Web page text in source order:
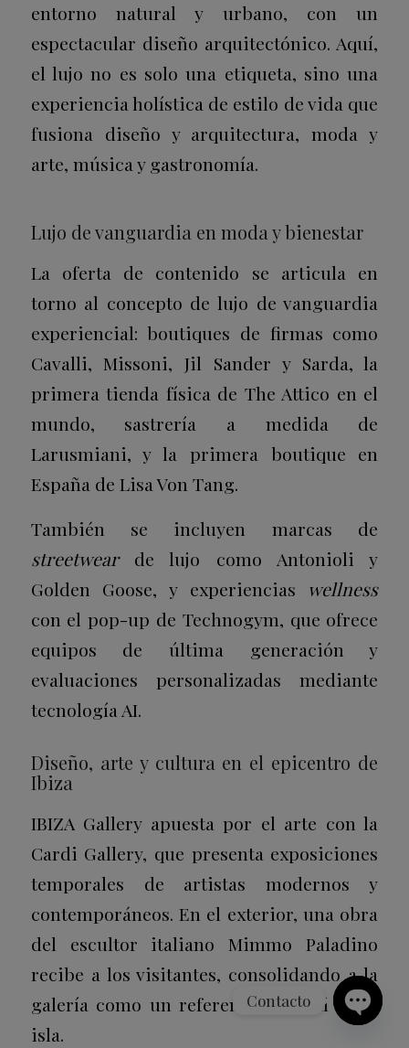
entorno natural y urbano, con un
espectacular diseño arquitectónico. Aquí,
el lujo no es solo una etiqueta, sino una
experiencia holística de estilo de vida que
fusiona diseño y arquitectura, moda y
arte, música y gastronomía.
Lujo de vanguardia en moda y bienestar
La oferta de contenido se articula en
torno al concepto de lujo de vanguardia
experiencial: boutiques de firmas como
Cavalli, Missoni, Jil Sander y Sarda, la
primera tienda física de The Attico en el
mundo, sastrería a medida de
Larusmiani, y la primera boutique en
España de Lisa Von Tang.
También se incluyen marcas de
streetwearde lujo como Antonioli y
Golden Goose, y experiencias wellness
con el pop-up de Technogym, que ofrece
equipos de última generación y
evaluaciones personalizadas mediante
tecnología AI.
Diseño, arte y cultura en el epicentro de
Ibiza
IBIZA Gallery apuesta por el arte con la
Cardi Gallery, que presenta exposiciones
temporales de artistas modernos y
contemporáneos. En el exterior, una obra
del escultor italiano Mimmo Paladino
recibe a los visitantes, consolidando a la
galería como un referente cultural de la
isla.
Contacto